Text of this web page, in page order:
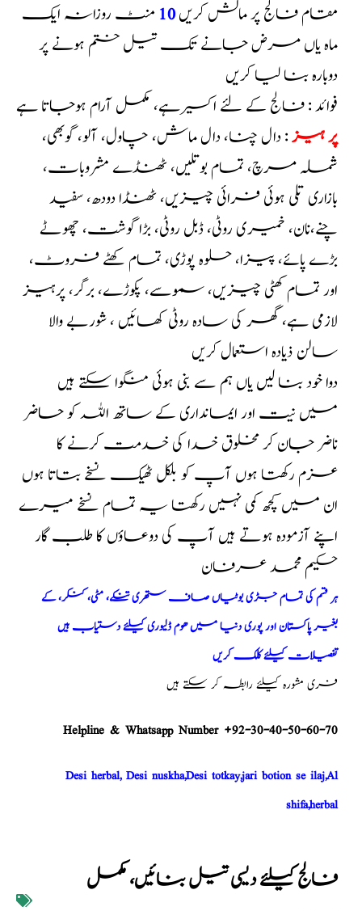
مقام فالج پر مالش کریں10 منٹ روزانہ ایک
ماہ یاں مرض جانے تک تیل ختم ہونے پر
دوبارہ بنا لیا کریں
فوائد : فالج کے لئے اکسیر ہے، مکمل آرام ہوجاتا ہے
پر ہیز: دال چنا، دال ماش، چاول، آلو، گوبھی،
شملہ مرچ، تمام بوتلیں، ٹھنڈے مشروبات،
بازاری تلی ہوئی فرائی چیزیں، ٹھنڈا دودھ، سفید
چنے،نان، خمیری روٹی، ڈبل روٹی، بڑا گوشت، چھوٹے
بڑے پائے، پیزا، حلوہ پوڑی، تمام کھٹے فروٹ،
اور تمام کھٹی چیزیں، سموسے، پکوڑے، برگر، پرہیز
لازمی ہے، گھر کی سادہ روٹی کھائیں ، شوربے والا
سالن ذیادہ استعمال کریں
دوا خود بنا لیں یاں ہم سے بنی ہوئی منگوا سکتے ہیں
میں نیت اور ایمانداری کے ساتھ اللہ کو حاضر
ناضر جان کر مخلوق خدا کی خدمت کرنے کا
عزم رکھتا ہوں آپ کو بلکل ٹھیک نسخے بتاتا ہوں
ان میں کچھ کمی نہیں رکھتا یہ تمام نسخے میرے
اپنے آزمودہ ہوتے ہیں آپ کی دوعاؤں کا طلب گار
حکیم محمد عرفان
ہر قسم کی تمام جڑی بوٹیاں صاف ستھری تنکے، مٹی، کنکر، کے
بغیر پاکستان اور پوری دنیا میں ھوم ڈلیوری کیلئے دستیاب ہیں
تفصیلات کیلئے کلک کریں
فری مشورہ کیلئے رابطہ کر سکتے ہیں
Helpline & Whatsapp Number +92-30-40-50-60-70
Desi herbal, Desi nuskha,Desi totkay,jari botion se ilaj,Al
shifa,herbal
فالج کیلئے دیسی تیل بنائیں، مکمل